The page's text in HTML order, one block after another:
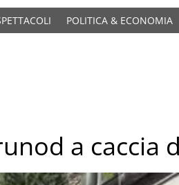
POLITICA & ECONOMIA
a caccia